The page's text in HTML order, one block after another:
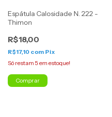
Espátula Calosidade N. 222 -
Thimon
R$18,00
R$17,10 com Pix
Só restam 5 em estoque!
Comprar